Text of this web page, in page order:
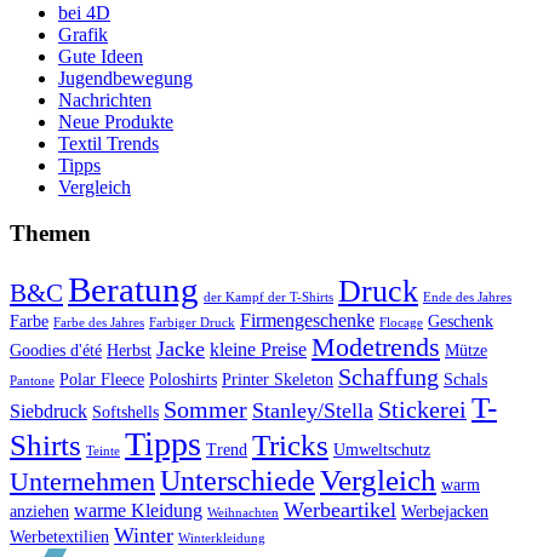
bei 4D
Grafik
Gute Ideen
Jugendbewegung
Nachrichten
Neue Produkte
Textil Trends
Tipps
Vergleich
Themen
B&C Beratung der Kampf der T-Shirts Druck Ende des Jahres
Farbe Farbe des Jahres Farbiger Druck Firmengeschenke Flocage Geschenk
Goodies d'été Herbst Jacke kleine Preise Modetrends Mütze
Pantone Polar Fleece Poloshirts Printer Skeleton Schaffung Schals
Siebdruck Softshells Sommer Stanley/Stella Stickerei T-
Shirts Teinte Tipps Trend Tricks Umweltschutz
UnternehmenUnterschiedeVergleich warm
anziehen warme Kleidung Weihnachten Werbeartikel Werbejacken
Werbetextilien Winter Winterkleidung